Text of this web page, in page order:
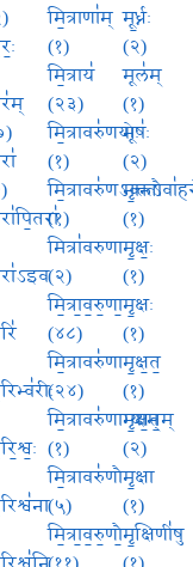
मि॒त्राणा॑म्
(१)
मि॒त्राय॑
(२३)
मि॒त्रावरु॑णयोः
(१)
मि॒त्रावरु॑णऽवन्तौ
(१)
मित्रा॑वरुणा
(२)
मि॒त्रा॒व॒रु॒णा॒
(४८)
मि॒त्रावरु॑णा
(२४)
मि॒त्रावरु॑णाभ्याम्
(१)
मि॒त्रावरु॑णौ
(५)
मि॒त्रा॒व॒रु॒णौ॒
(११)
मू॒र्ध्नः
(२)
मूल॑म्
(१)
मूषः॑
(२)
(१)
मृ॒क्षः॒
(१)
मृ॒क्षः
(१)
मृ॒क्ष॒त॒
(१)
मृ॒क्ष॒त॒म्
(२)
मृ॒क्षा
(१)
मृ॒क्षिणी॑षु
(१)